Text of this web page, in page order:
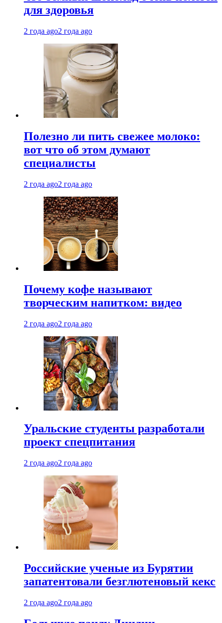
для здоровья
2 года ago2 года ago
Полезно ли пить свежее молоко:
вот что об этом думают
специалисты
2 года ago2 года ago
Почему кофе называют
творческим напитком: видео
2 года ago2 года ago
Уральские студенты разработали
проект спецпитания
2 года ago2 года ago
Российские ученые из Бурятии
запатентовали безглютеновый кекс
2 года ago2 года ago